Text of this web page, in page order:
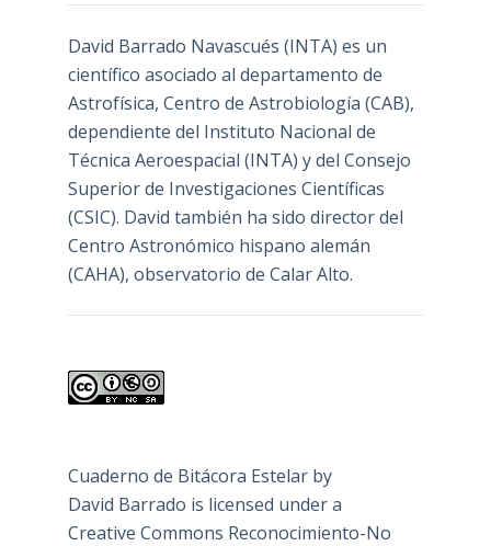
David Barrado Navascués (INTA) es un
científico asociado al departamento de
Astrofísica, Centro de Astrobiología (CAB),
dependiente del Instituto Nacional de
Técnica Aeroespacial (INTA) y del Consejo
Superior de Investigaciones Científicas
(CSIC). David también ha sido director del
Centro Astronómico hispano alemán
(CAHA), observatorio de Calar Alto.
Cuaderno de Bitácora Estelarby
David Barrado is licensed under a
Creative Commons Reconocimiento-No